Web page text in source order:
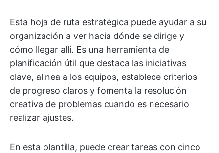
Esta hoja de ruta estratégica puede ayudar a su
organización a ver hacia dónde se dirige y
cómo llegar allí. Es una herramienta de
planificación útil que destaca las iniciativas
clave, alinea a los equipos, establece criterios
de progreso claros y fomenta la resolución
creativa de problemas cuando es necesario
realizar ajustes.
En esta plantilla, puede crear tareas con cinco